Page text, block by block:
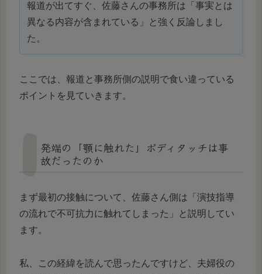
報道が出てすぐ、佐藤さんの事務所は「事実とは
異なる内容が含まれている」と強く反論しまし
た。
ここでは、報道と事務所側の説明で食い違っている
ポイントを見ていきます。
発端の「顎に触れた」ボディタッチは事
故だったのか
まず最初の接触について、佐藤さん側は「演技指導
の流れで不可抗力に触れてしまった」と説明してい
ます。
私、この経緯を読んで思ったんですけど、夫婦役の